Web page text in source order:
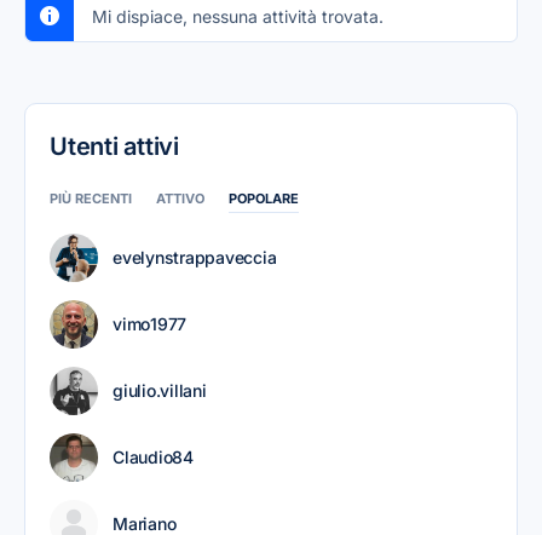
Mi dispiace, nessuna attività trovata.
Utenti attivi
PIÙ RECENTI ATTIVO POPOLARE
evelynstrappaveccia
vimo1977
giulio.villani
Claudio84
Mariano